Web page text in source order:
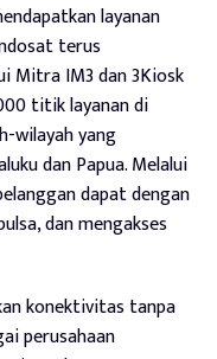
layanan
terus
Mitra IM3 dan 3Kiosk
titik layanan di
wilayah yang
dan Papua. Melalui
dapat dengan
dan mengakses
konektivitas tanpa
perusahaan